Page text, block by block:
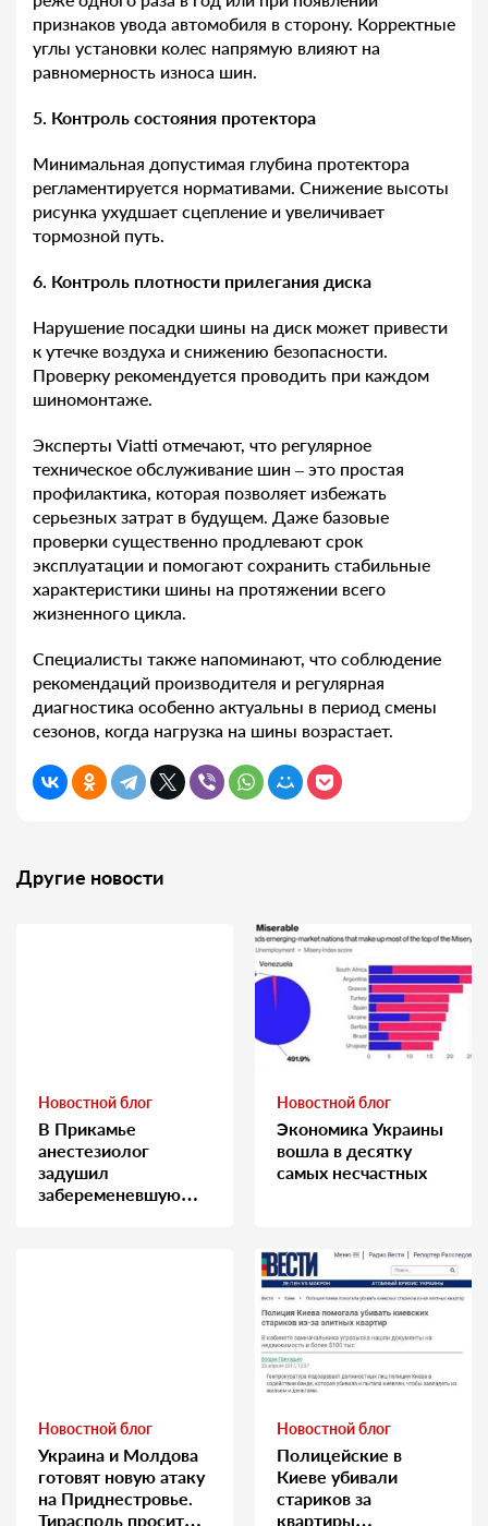
признаков увода автомобиля в сторону. Корректные
углы установки колес напрямую влияют на
равномерность износа шин.
5. Контроль состояния протектора
Минимальная допустимая глубина протектора
регламентируется нормативами. Снижение высоты
рисунка ухудшает сцепление и увеличивает
тормозной путь.
6. Контроль плотности прилегания диска
Нарушение посадки шины на диск может привести
к утечке воздуха и снижению безопасности.
Проверку рекомендуется проводить при каждом
шиномонтаже.
Эксперты Viatti отмечают, что регулярное
техническое обслуживание шин – это простая
профилактика, которая позволяет избежать
серьезных затрат в будущем. Даже базовые
проверки существенно продлевают срок
эксплуатации и помогают сохранить стабильные
характеристики шины на протяжении всего
жизненного цикла.
Специалисты также напоминают, что соблюдение
рекомендаций производителя и регулярная
диагностика особенно актуальны в период смены
сезонов, когда нагрузка на шины возрастает.
Другие новости
Новостной блог
В Прикамье
анестезиолог
задушил
забеременевшую
Новостной блог
Экономика Украины
вошла в десятку
самых несчастных
Новостной блог
Украина и Молдова
готовят новую атаку
на Приднестровье.
Тирасполь просит
Новостной блог
Полицейские в
Киеве убивали
стариков за
квартиры…